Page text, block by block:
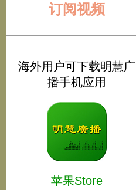
订阅视频
海外用户可下载明慧广
播手机应用
苹果Store